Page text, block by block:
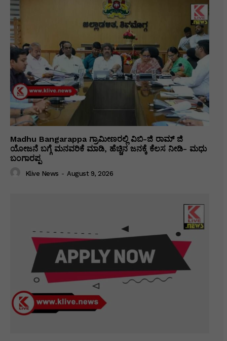
Madhu Bangarappa ಗ್ರಾಮೀಣರಲ್ಲಿ ವಿಬಿ-ಜಿ ರಾಮ್ ಜಿ
ಯೋಜನೆ ಬಗ್ಗೆ ಮನವರಿಕೆ ಮಾಡಿ, ಹೆಚ್ಚಿನ ಜನಕ್ಕೆ ಕೆಲಸ ನೀಡಿ- ಮಧು
ಬಂಗಾರಪ್ಪ
Klive News - August 9, 2026